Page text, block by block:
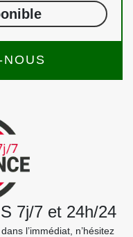
NOUS
7j/7 et 24h/24
l’immédiat, n’hésitez